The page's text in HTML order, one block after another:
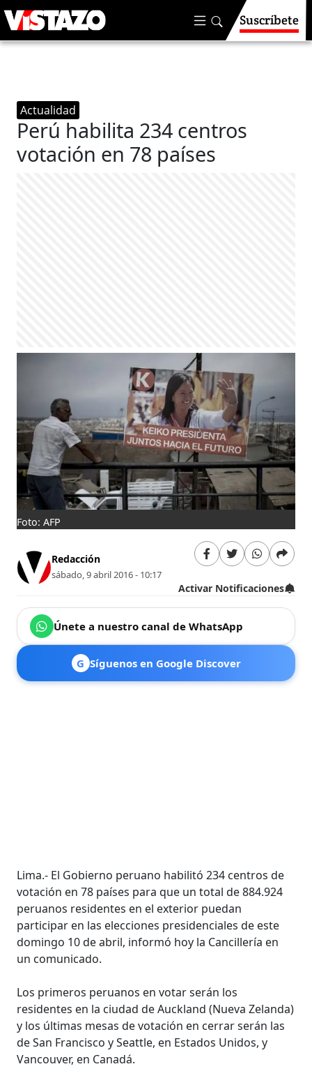
Suscríbete
Actualidad
Perú habilita 234 centros
votación en 78 países
Foto: AFP
Redacción
sábado, 9 abril 2016 - 10:17
Activar Notificaciones
Únete a nuestro canal de WhatsApp
G Síguenos en Google Discover
Lima.- El Gobierno peruano habilitó 234 centros de
votación en 78 países para que un total de 884.924
peruanos residentes en el exterior puedan
participar en las elecciones presidenciales de este
domingo 10 de abril, informó hoy la Cancillería en
un comunicado.
Los primeros peruanos en votar serán los
residentes en la ciudad de Auckland (Nueva Zelanda)
y los últimas mesas de votación en cerrar serán las
de San Francisco y Seattle, en Estados Unidos, y
Vancouver, en Canadá.